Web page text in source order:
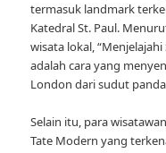
termasuk landmark
Katedral St. Paul.
wisata lokal,
adalah cara yang
London dari sudut
Selain itu, para
Tate Modern yang